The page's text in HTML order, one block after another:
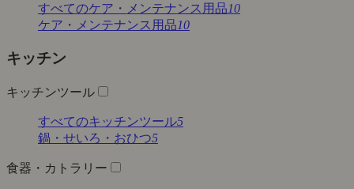
すべてのケア・メンテナンス用品10
ケア・メンテナンス用品10
キッチン
キッチンツール
すべてのキッチンツール5
鍋・せいろ・おひつ5
食器・カトラリー